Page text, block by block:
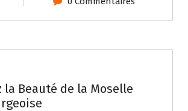
la Beauté de la Moselle